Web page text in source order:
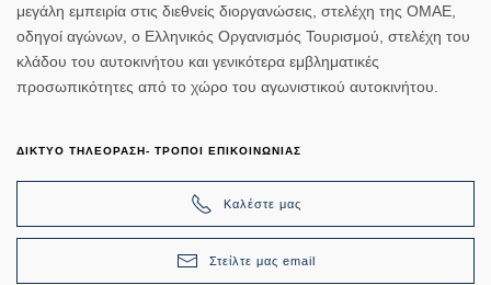
μεγάλη εμπειρία στις διεθνείς διοργανώσεις, στελέχη της ΟΜΑΕ,
οδηγοί αγώνων, ο Ελληνικός Οργανισμός Τουρισμού, στελέχη του
κλάδου του αυτοκινήτου και γενικότερα εμβληματικές
προσωπικότητες από το χώρο του αγωνιστικού αυτοκινήτου.
ΔΙΚΤΥΟ ΤΗΛΕΟΡΑΣΗ- ΤΡΟΠΟΙ ΕΠΙΚΟΙΝΩΝΙΑΣ
Καλέστε μας
Στείλτε μας email